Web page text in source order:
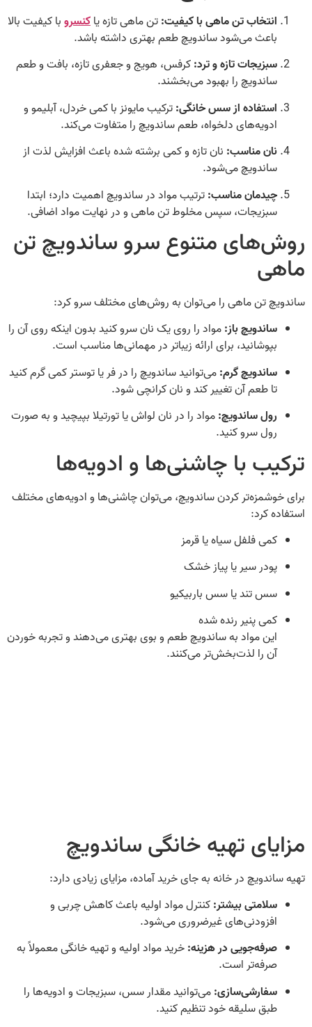
انتخاب تن ماهی با کیفیت:تن ماهی تازه یاکنسروبا کیفیت بالا
باعث می‌شود ساندویچ طعم بهتری داشته باشد.
سبزیجات تازه و ترد:کرفس، هویج و جعفری تازه، بافت و طعم
ساندویچ را بهبود می‌بخشند.
استفاده از سس خانگی:ترکیب مایونز با کمی خردل، آبلیمو و
ادویه‌های دلخواه، طعم ساندویچ را متفاوت می‌کند.
نان مناسب: نان تازه و کمی برشته شده باعث افزایش لذت از
ساندویچ می‌شود.
چیدمان مناسب:ترتیب مواد در ساندویچ اهمیت دارد؛ ابتدا
سبزیجات، سپس مخلوط تن ماهی و در نهایت مواد اضافی.
روش‌های متنوع سرو ساندویچ تن
ماهی
ساندویچ تن ماهی را می‌توان به روش‌های مختلف سرو کرد:
ساندویچ باز:مواد را روی یک نان سرو کنید بدون اینکه روی آن را
بپوشانید، برای ارائه زیباتر در مهمانی‌ها مناسب است.
ساندویچ گرم:می‌توانید ساندویچ را در فر یا توستر کمی گرم کنید
تا طعم آن تغییر کند و نان کرانچی شود.
رول ساندویچ:مواد را در نان لواش یا تورتیلا بپیچید و به صورت
رول سرو کنید.
ترکیب با چاشنی‌ها و ادویه‌ها
برای خوشمزه‌تر کردن ساندویچ، می‌توان چاشنی‌ها و ادویه‌های مختلف
استفاده کرد:
کمی فلفل سیاه یا قرمز
پودر سیر یا پیاز خشک
سس تند یا سس باربیکیو
کمی پنیر رنده شده
این مواد به ساندویچ طعم و بوی بهتری می‌دهند و تجربه خوردن
آن را لذت‌بخش‌تر می‌کنند.
مزایای تهیه خانگی ساندویچ
تهیه ساندویچ در خانه به جای خرید آماده، مزایای زیادی دارد:
سلامتی بیشتر:کنترل مواد اولیه باعث کاهش چربی و
افزودنی‌های غیرضروری می‌شود.
صرفه‌جویی در هزینه:خرید مواد اولیه و تهیه خانگی معمولاً به
صرفه‌تر است.
سفارشی‌سازی:می‌توانید مقدار سس، سبزیجات و ادویه‌ها را
طبق سلیقه خود تنظیم کنید.